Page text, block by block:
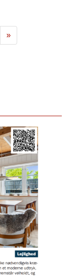
»
Næste